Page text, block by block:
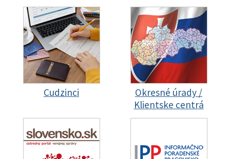
Cudzinci
Okresné úrady /
Klientske centrá